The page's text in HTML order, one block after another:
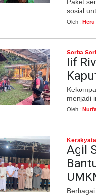
Paket
sosial
Oleh :
Serba
Iif
menjadi
Oleh :
Agil